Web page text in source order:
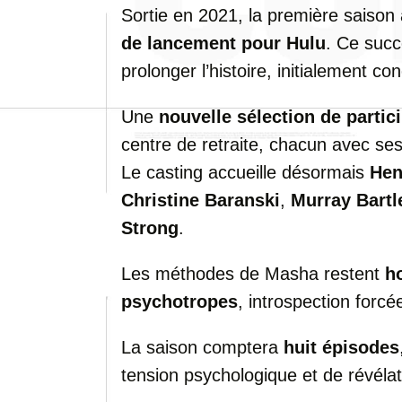
Sortie en 2021, la première
de lancement pour Hulu. Ce
prolonger l’histoire, initialement
Une nouvelle sélection de
centre de retraite, chacun avec
Le casting accueille désormais
Christine Baranski, Murray
Strong.
Les méthodes de Masha restent
psychotropes, introspection
La saison comptera huit épisodes
tension psychologique et de